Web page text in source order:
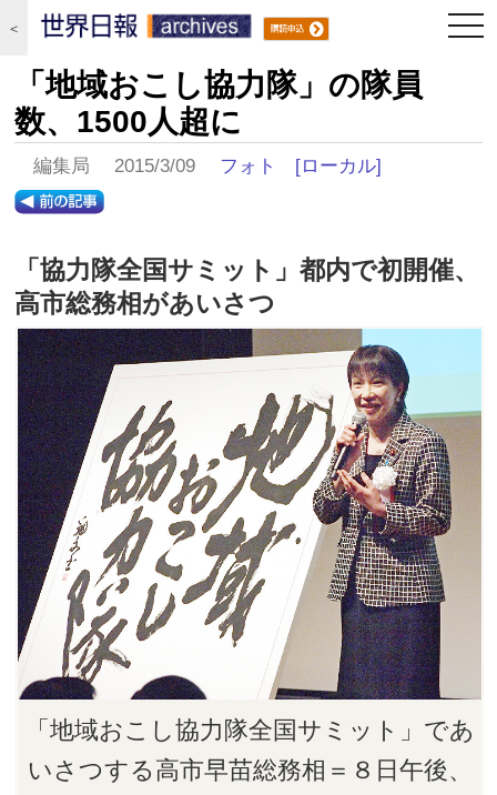
＜
「地域おこし協力隊」の隊員
数、1500人超に
編集局 2015/3/09 フォト [ローカル]
「協力隊全国サミット」都内で初開催、
高市総務相があいさつ
「地域おこし協力隊全国サミット」であ
いさつする高市早苗総務相＝８日午後、